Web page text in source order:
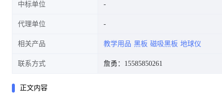
中标单位
代理单位
相关产品 教学用品 黑板 磁吸黑板 地球仪
联系方式 詹勇：15585850261
正文内容